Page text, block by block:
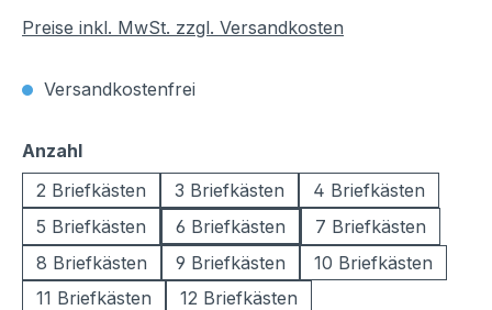
Preise inkl. MwSt. zzgl. Versandkosten
Versandkostenfrei
Anzahlauswählen
2 Briefkästen
3 Briefkästen
4 Briefkästen
5 Briefkästen
6 Briefkästen
7 Briefkästen
8 Briefkästen
9 Briefkästen
10 Briefkästen
11 Briefkästen
12 Briefkästen